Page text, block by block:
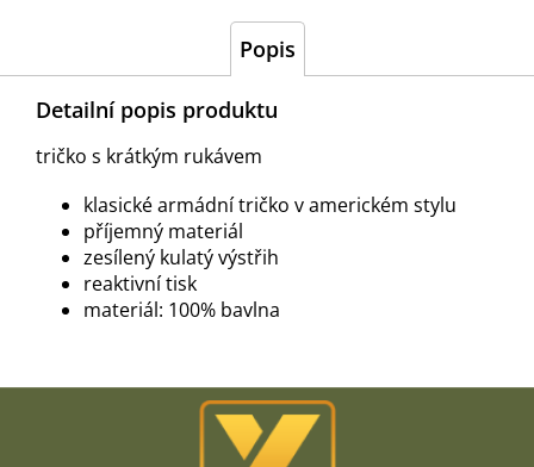
Popis
Detailní popis produktu
tričko s krátkým rukávem
klasické armádní tričko v americkém stylu
příjemný materiál
zesílený kulatý výstřih
reaktivní tisk
materiál: 100% bavlna
Z